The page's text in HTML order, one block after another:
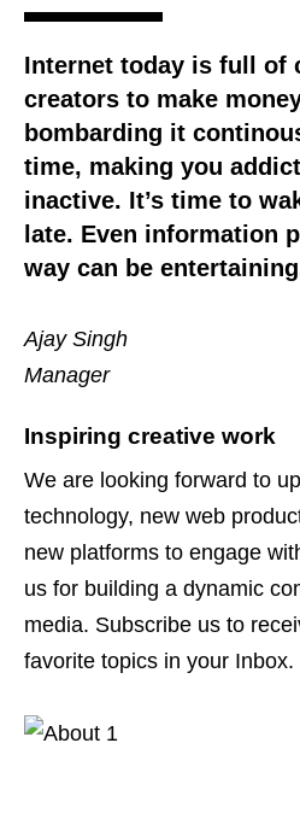
Internet today is full of
creators to make
bombarding it
time, making you
inactive. It’s time to
late. Even information
way can be
Ajay Singh
Manager
Inspiring creative work
We are looking forward to
technology, new web
new platforms to engage
us for building a dynamic
media. Subscribe us to
favorite topics in your Inbox.